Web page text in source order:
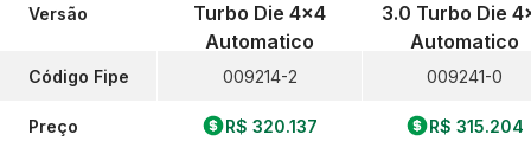
Versão
Código Fipe
Preço
Turbo Die 4x4
Automatico
009214-2
R$ 320.137
3.0 Turbo Die
Automatico
009241-0
R$ 315.204